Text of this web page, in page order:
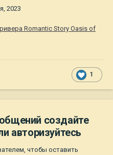
2023
Romantic Story Oasis of
1
создайте
авторизуйтесь
чтобы оставить